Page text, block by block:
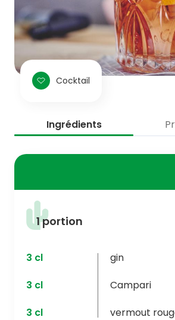
Cocktail
Ingrédients
1 portion
3 cl
gin
3 cl
Campari
3 cl vermout